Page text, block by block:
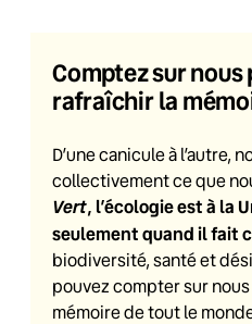
Comptez sur nous
rafraîchir la
D’une canicule à l’autre,
collectivement ce que
Vert, l’écologie est à la
seulement quand il fait
biodiversité, santé et
pouvez compter sur
mémoire de tout le